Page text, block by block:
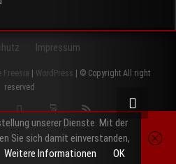
Impressum
Freesia WordPress | © Copyright All right
reserved
Twitter 500px RSS
unserer Dienste. Mit der
Sie sich damit einverstanden,
Weitere Informationen OK